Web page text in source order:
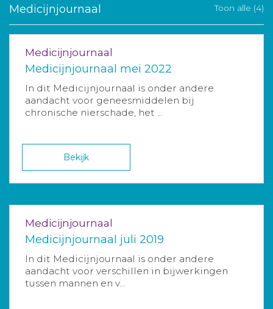
Medicijnjournaal Toon alle (4)
Medicijnjournaal
Medicijnjournaal mei 2022
In dit Medicijnjournaal is onder andere
aandacht voor geneesmiddelen bij
chronische nierschade, het ...
Bekijk
Medicijnjournaal
Medicijnjournaal juli 2019
In dit Medicijnjournaal is onder andere
aandacht voor verschillen in bijwerkingen
tussen mannen en v...